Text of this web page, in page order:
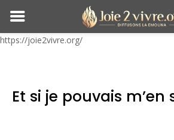
https://joie2vivre.org/
Et si je pouvais m’en